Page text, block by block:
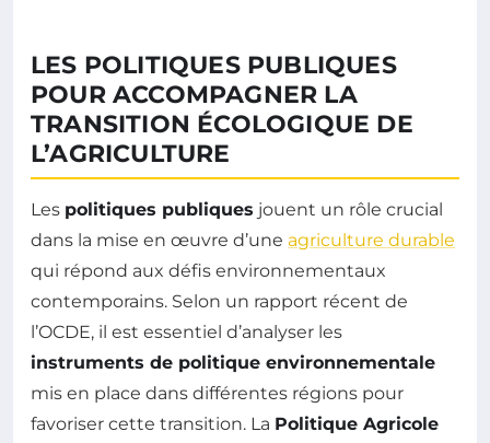
LES POLITIQUES PUBLIQUES
POUR ACCOMPAGNER LA
TRANSITION ÉCOLOGIQUE DE
L’AGRICULTURE
Les politiques publiques jouent un rôle crucial
dans la mise en œuvre d’une agriculture durable
qui répond aux défis environnementaux
contemporains. Selon un rapport récent de
l’OCDE, il est essentiel d’analyser les
instruments de politique environnementale
mis en place dans différentes régions pour
favoriser cette transition. La Politique Agricole